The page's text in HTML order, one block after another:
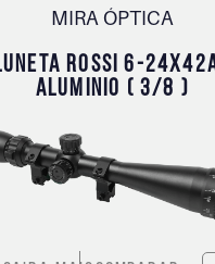
MIRA ÓPTICA
ROSSI 6-
ALUMINIO ( 3/8 )